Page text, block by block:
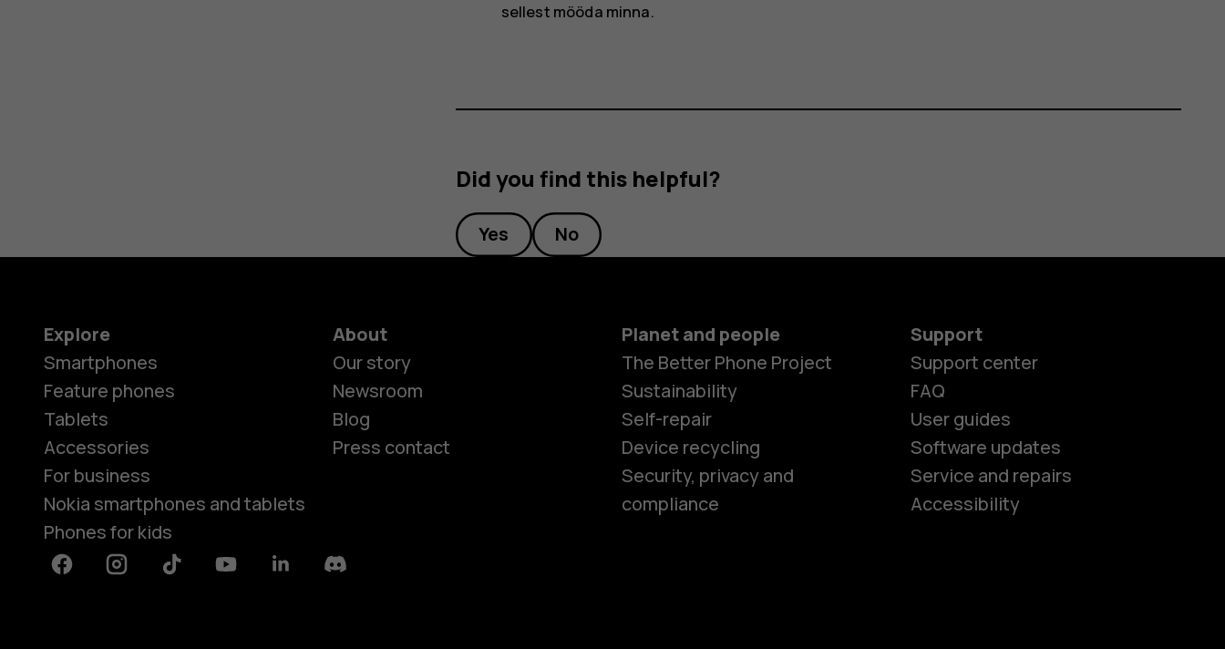
Smartphones
sellest mööda minna.
Did you find this helpful?
Yes No
Explore
Smartphones
Feature phones
Tablets
Accessories
For business
Nokia smartphones and tablets
Phones for kids
About
Our story
Newsroom
Blog
Press contact
Planet and people
The Better Phone Project
Sustainability
Self-repair
Device recycling
Security, privacy and
compliance
Support
Support center
FAQ
User guides
Software updates
Service and repairs
Accessibility
FacebookInstagramTiktok YoutubeLinkedinDiscord